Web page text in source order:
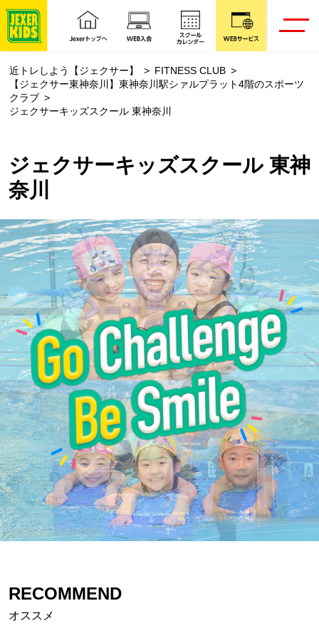
近トレしよう【ジェクサー】
FITNESS CLUB
【ジェクサー東神奈川】東神奈川駅シァルプラット4階のスポーツ
クラブ
ジェクサーキッズスクール 東神奈川
ジェクサーキッズスクール 東神
奈川
RECOMMEND
オススメ